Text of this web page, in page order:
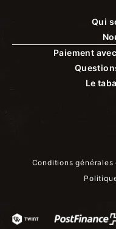
Qui
Paiement
Le
Conditions générales